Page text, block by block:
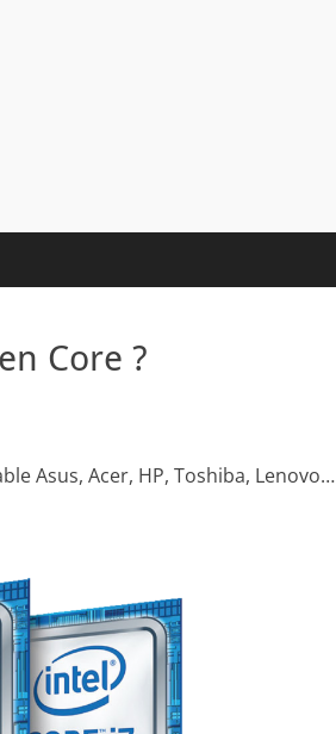
Core ?
Asus, Acer, HP, Toshiba, Lenovo…